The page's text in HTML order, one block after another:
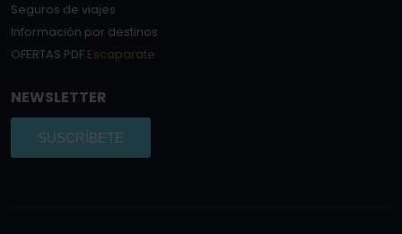
Seguros de viajes
Información por destinos
OFERTAS PDF Escaparate
NEWSLETTER
SUSCRÍBETE